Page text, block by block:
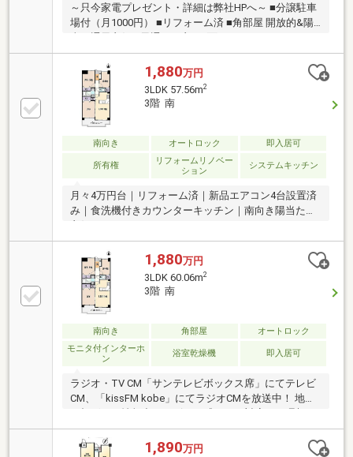
～只今家電プレゼント・詳細は弊社HPへ～ ■分譲駐車
場付（月1000円） ■リフォーム済 ■角部屋 開放的&陽
米の3LDK 5階部分
1,880万円
3LDK 57.56m2
3階 南
南向き オートロック 即入居可
所有権
リフォームリノベー
ション
システムキッチン
月々4万円台｜リフォーム済｜新品エアコン4台設置済
み｜食洗機付きカウンターキッチン｜南向き陽当たり
1,880万円
3LDK 60.06m2
3階 南
南向き 角部屋
オートロック
モニタ付インターホ
ン
浴室乾燥機 即入居可
ラジオ・TV CM「サンテレビボックス席」にてテレビ
CM、「kissFM kobe」にてラジオCMを放送中！ 地域
住まい探しをサポート致します♪
1,890万円